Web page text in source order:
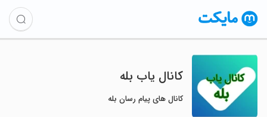
کانال یاب بله
کانال های پیام رسان بله